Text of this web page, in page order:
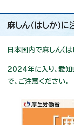
麻しん（はしか）に
日本国内で麻しん（
2024年に入り、愛知
で、ご注意ください。